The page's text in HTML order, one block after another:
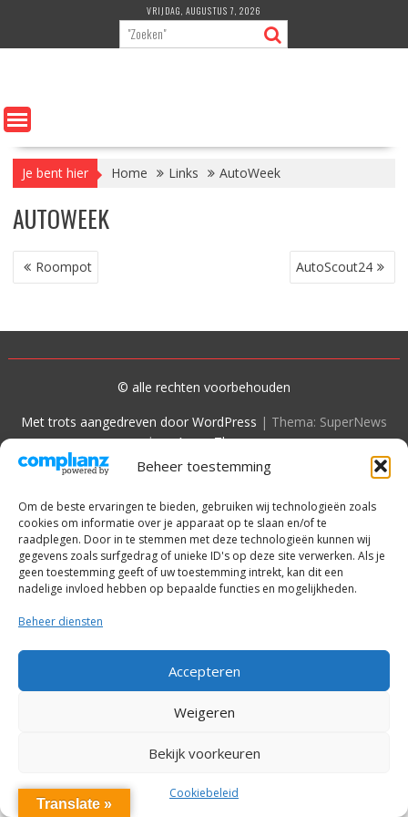
Beheer toestemming
Om de beste ervaringen te bieden, gebruiken wij technologieën zoals
cookies om informatie over je apparaat op te slaan en/of te
raadplegen. Door in te stemmen met deze technologieën kunnen wij
gegevens zoals surfgedrag of unieke ID's op deze site verwerken. Als je
geen toestemming geeft of uw toestemming intrekt, kan dit een
nadelige invloed hebben op bepaalde functies en mogelijkheden.
Beheer diensten
Accepteren
Weigeren
Bekijk voorkeuren
Cookiebeleid
de
VRIJDAG, AUGUSTUS 7, 2026
Je bent hier Home Links AutoWeek
AUTOWEEK
BERICHT
NAVIGATIE
Roompot AutoScout24
© alle rechten voorbehouden
Met trots aangedreven door WordPress | Thema: SuperNews
doorAcme Themes
Translate »